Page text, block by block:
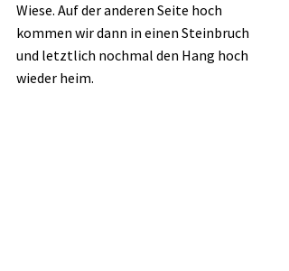
Wiese. Auf der anderen Seite hoch
kommen wir dann in einen Steinbruch
und letztlich nochmal den Hang hoch
wieder heim.